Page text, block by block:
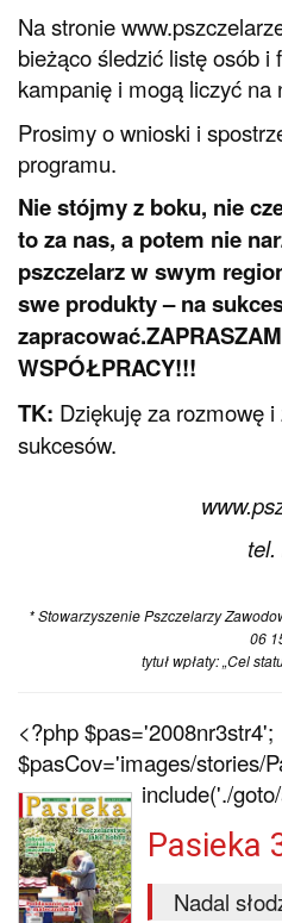
Na stronie
bieżąco śledzić listę osób i
kampanię i mogą liczyć na
Prosimy o wnioski i
programu.
Nie stójmy z boku, nie
to za nas, a potem nie
pszczelarz w swym
swe produkty – na
WSPÓŁPRACY!!!
TK: Dziękuję za rozmowę
sukcesów.
* Stowarzyszenie Pszczelarzy
06
tytuł wpłaty: „Cel
<?php $pas='2008nr3str4';
$pasCov='images/stories/
include('./
Pasieka
Nadal